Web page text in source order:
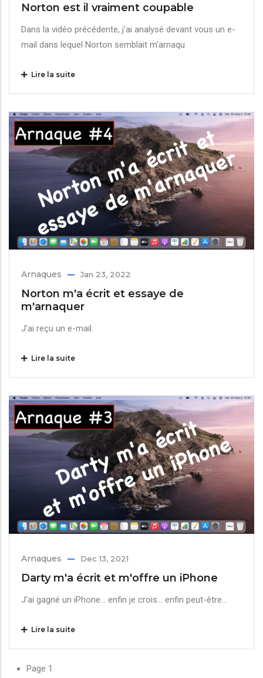
Norton est il vraiment coupable
Dans la vidéo précédente, j'ai analysé devant vous un e-
mail dans lequel Norton semblait m'arnaqu
Lire la suite
Arnaques Jan 23, 2022
Norton m'a écrit et essaye de
m'arnaquer
J’ai reçu un e-mail.
Lire la suite
Arnaques Dec 13, 2021
Darty m'a écrit et m'offre un iPhone
J'ai gagné un iPhone... enfin je crois... enfin peut-être...
Lire la suite
Pagination
Page 1